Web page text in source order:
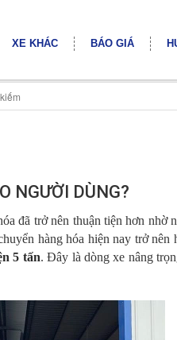
XE KHÁC BÁO GIÁ
NGƯỜI DÙNG?
đã trở nên thuận tiện hơn nhờ
hàng hóa hiện nay trở nên
5 tấn. Đây là dòng xe nâng